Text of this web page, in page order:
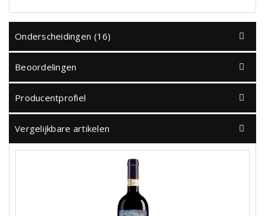
Onderscheidingen (16)
Beoordelingen
Producentprofiel
Vergelijkbare artikelen